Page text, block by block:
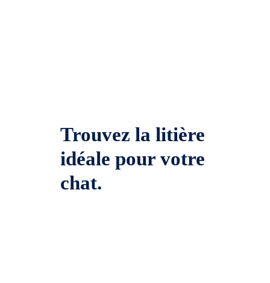
Trouvez la litière
idéale pour votre
chat.